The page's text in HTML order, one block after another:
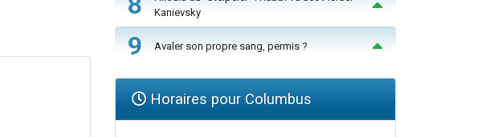
Kanievsky
9 Avaler son propre sang, permis ?
Horaires pour Columbus